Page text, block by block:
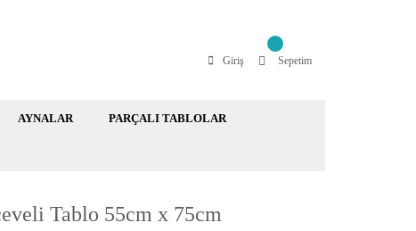
Giriş Sepetim
AYNALAR PARÇALI TABLOLAR
Tablo 55cm x 75cm